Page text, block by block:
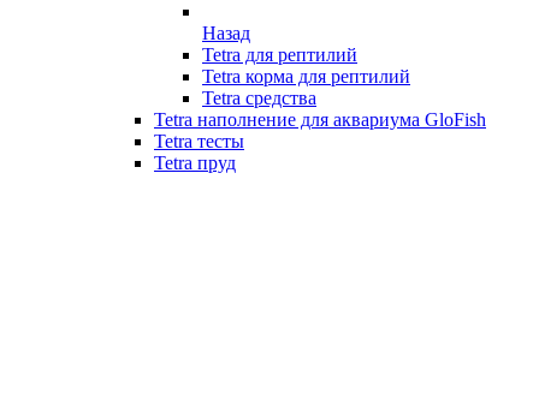
Назад
Tetra для рептилий
Tetra корма для рептилий
Tetra средства
Tetra наполнение для аквариума GloFish
Tetra тесты
Tetra пруд